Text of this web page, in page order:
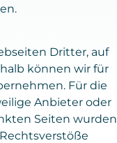
Dritter, auf
können wir für
Für die
Anbieter oder
Seiten wurden